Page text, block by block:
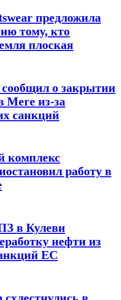
предложила
тому, кто
плоская
о закрытии
Mere из-за
санкций
комплекс
работу в
в Кулеви
нефти из
ЕС